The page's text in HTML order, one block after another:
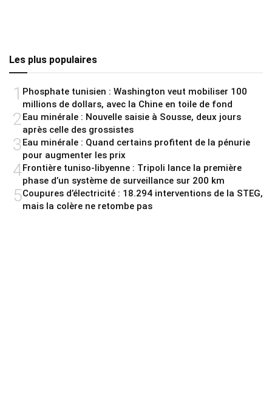
Les plus populaires
1 Phosphate tunisien : Washington veut mobiliser 100
millions de dollars, avec la Chine en toile de fond
2Eau minérale : Nouvelle saisie à Sousse, deux jours
après celle des grossistes
3Eau minérale : Quand certains profitent de la pénurie
pour augmenter les prix
4Frontière tuniso-libyenne : Tripoli lance la première
phase d’un système de surveillance sur 200 km
5Coupures d’électricité : 18.294 interventions de la STEG,
mais la colère ne retombe pas